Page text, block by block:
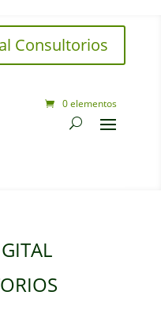
Consultorios
0 elementos